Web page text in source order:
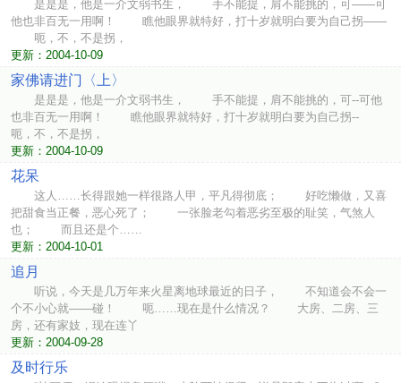
是是是，他是一介文弱书生， 手不能提，肩不能挑的，可——可
他也非百无一用啊！ 瞧他眼界就特好，打十岁就明白要为自己拐——
呃，不，不是拐，
更新：2004-10-09
家佛请进门〈上〉
是是是，他是一介文弱书生， 手不能提，肩不能挑的，可--可他
也非百无一用啊！ 瞧他眼界就特好，打十岁就明白要为自己拐--
呃，不，不是拐，
更新：2004-10-09
花呆
这人……长得跟她一样很路人甲，平凡得彻底； 好吃懒做，又喜
把甜食当正餐，恶心死了； 一张脸老勾着恶劣至极的耻笑，气煞人
也； 而且还是个……
更新：2004-10-01
追月
听说，今天是几万年来火星离地球最近的日子， 不知道会不会一
个不小心就——碰！ 呃……现在是什么情况？ 大房、二房、三
房，还有家妓，现在连丫
更新：2004-09-28
及时行乐